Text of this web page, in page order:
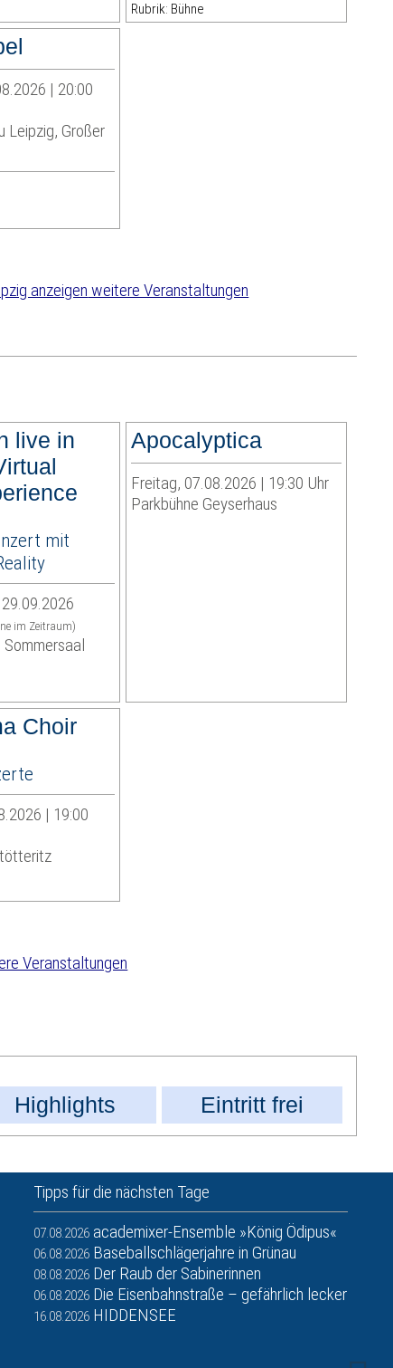
Rubrik: Bühne
| 20:00
Leipzig, Großer
weitere Veranstaltungen
live in
mit
im Zeitraum)
Apocalyptica
Freitag, 07.08.2026 | 19:30 Uhr
Parkbühne Geyserhaus
Choir
| 19:00
Veranstaltungen
Highlights Eintritt frei
Tipps für die nächsten Tage
07.08.2026 academixer-Ensemble »König Ödipus«
06.08.2026 Baseballschlägerjahre in Grünau
08.08.2026 Der Raub der Sabinerinnen
06.08.2026 Die Eisenbahnstraße – gefährlich lecker
16.08.2026 HIDDENSEE